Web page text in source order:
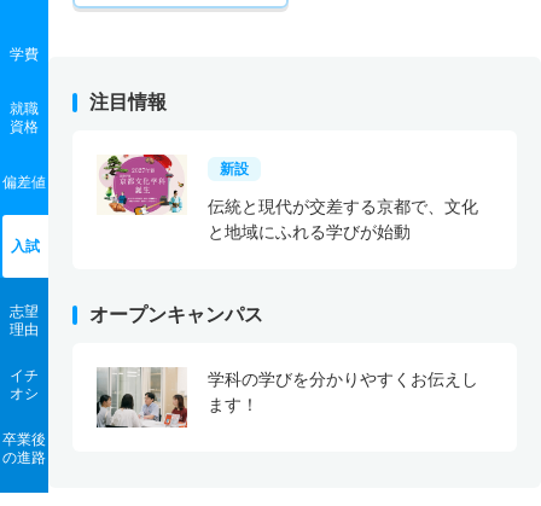
学費
就職
資格
偏差値
入試
志望
理由
イチ
オシ
卒業後
の進路
注目情報
新設
伝統と現代が交差する京都で、文化
と地域にふれる学びが始動
オープンキャンパス
学科の学びを分かりやすくお伝えし
ます！